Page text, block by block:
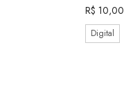
R$ 10,00
Digital